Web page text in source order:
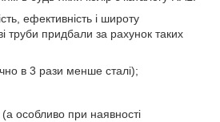
ефективність і широту
труби придбали за рахунок таких
в 3 рази менше сталі);
(а особливо при наявності